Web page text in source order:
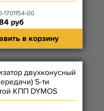
1701154-00
руб
в корзину
двухконусный
5-ти
КПП DYMOS